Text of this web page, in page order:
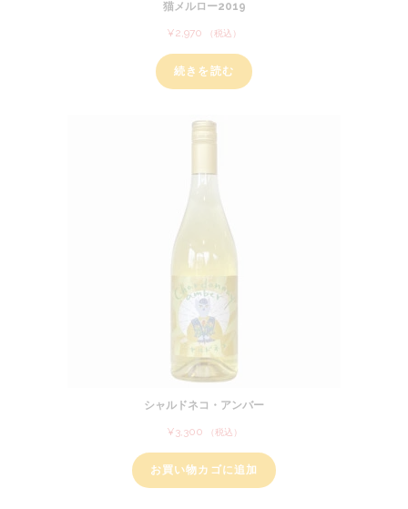
猫メルロー2019
¥2,970 （税込）
続きを読む
シャルドネコ・アンバー
¥3,300 （税込）
お買い物カゴに追加